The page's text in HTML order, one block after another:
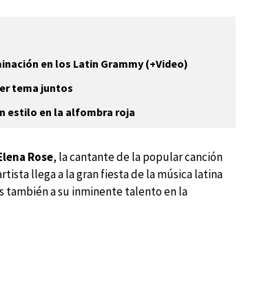
en los Latin Grammy (+Video)
tema juntos
estilo en la alfombra roja
Rose, la cantante de la popular canción
llega a la gran fiesta de la música latina
también a su inminente talento en la